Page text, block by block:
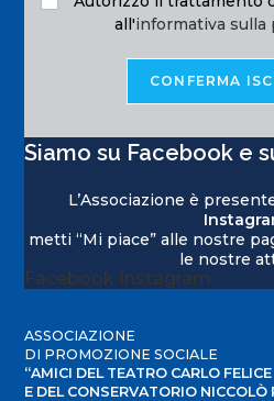
all'informativa sulla
Siamo su Facebook e
L’Associazione è
metti “Mi piace” alle nostre
le nostre
Facebook Instagram
ASSOCIAZIONE
DI PROMOZIONE SOCIALE
“AMICI DEL TEATRO CARLO FELICE
E DEL CONSERVATORIO NICCOLÒ